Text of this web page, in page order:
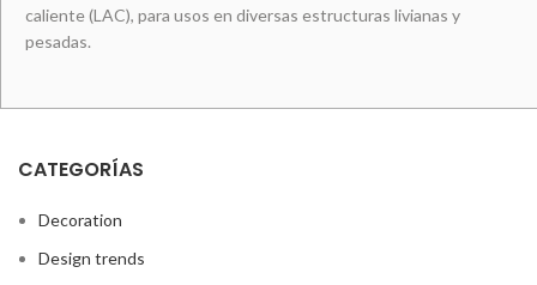
caliente (LAC), para usos en diversas estructuras livianas y
pesadas.
CATEGORÍAS
Decoration
Design trends